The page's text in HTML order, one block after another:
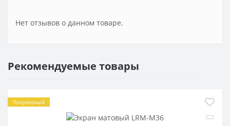
Нет отзывов о данном товаре.
Рекомендуемые товары
Популярный